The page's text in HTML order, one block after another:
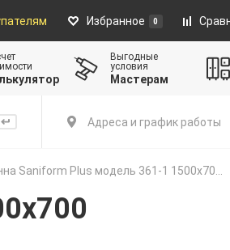
Избранное 0
Выгодные
условия
Мастерам
Адреса и график работы
Saniform Plus модель 361-1 1500х70...